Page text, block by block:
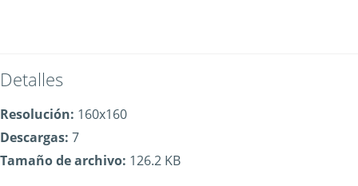
Detalles
Resolución: 160x160
Descargas: 7
Tamaño de archivo: 126.2 KB